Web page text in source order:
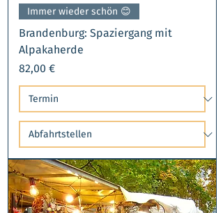
Immer wieder schön 😊​
Brandenburg: Spaziergang mit
Alpakaherde
Preis
82,00 €